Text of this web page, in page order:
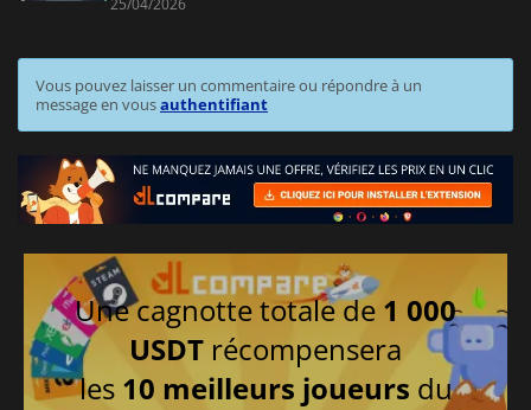
25/04/2026
Vous pouvez laisser un commentaire ou répondre à un
message en vousauthentifiant
Une cagnotte totale de 1 000
USDT récompensera
les 10 meilleurs joueurs du